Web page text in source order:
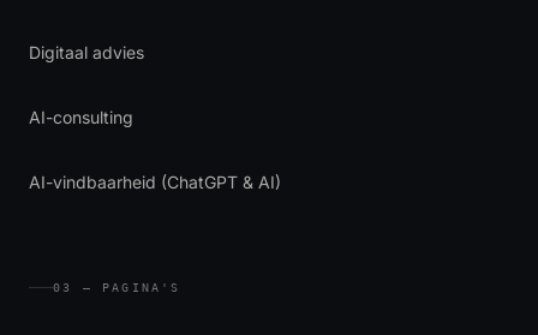
Digitaal advies
AI-consulting
AI-vindbaarheid (ChatGPT & AI)
03 — PAGINA'S